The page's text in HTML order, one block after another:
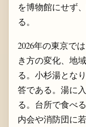
を博物館にせず
る。
2026年の東京で
き方の変化、地
る。小杉湯とな
答である。湯に
る。台所で食べ
内会や消防団に